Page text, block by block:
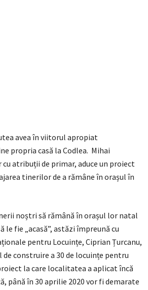
avea în viitorul apropiat
propria casă la Codlea. Mihai
atribuții de primar, aduce un proiect
tinerilor de a rămâne în orașul în
noștri să rămână în orașul lor natal
le fie „acasă”, astăzi împreună cu
pentru Locuințe, Ciprian Țurcanu,
construire a 30 de locuințe pentru
la care localitatea a aplicat încă
până în 30 aprilie 2020 vor fi demarate